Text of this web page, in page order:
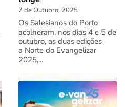
7 de Outubro, 2025
Os Salesianos do Porto
acolheram, nos dias 4 e 5 de
outubro, as duas edições
a Norte do Evangelizar
2025,...